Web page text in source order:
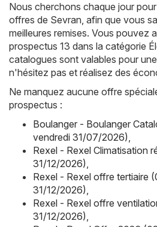
Nous cherchons chaque jour
offres de Sevran, afin que vous
meilleures remises. Vous pouvez
prospectus 13 dans la catégorie
catalogues sont valables pour
n'hésitez pas et réalisez des
Ne manquez aucune offre
prospectus :
Boulanger - Boulanger
vendredi 31/07/2026),
Rexel - Rexel Climatisation
31/12/2026),
Rexel - Rexel offre tertiaire
31/12/2026),
Rexel - Rexel offre
31/12/2026),